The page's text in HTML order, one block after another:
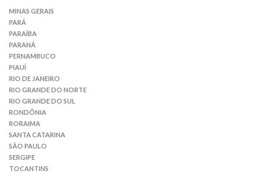
MINAS GERAIS
PARÁ
PARAÍBA
PARANÁ
PERNAMBUCO
PIAUÍ
RIO DE JANEIRO
RIO GRANDE DO NORTE
RIO GRANDE DO SUL
RONDÔNIA
RORAIMA
SANTA CATARINA
SÃO PAULO
SERGIPE
TOCANTINS